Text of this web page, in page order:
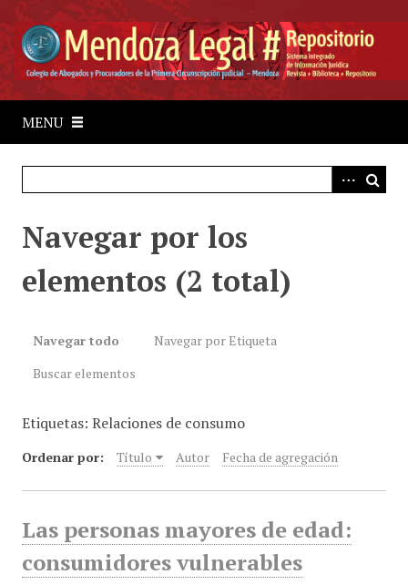
a
a
MENU
Navegar por los
elementos (2 total)
Navegar todo
Navegar por Etiqueta
Buscar elementos
Etiquetas: Relaciones de consumo
Ordenar por: Título Autor Fecha de agregación
Las personas mayores de edad:
consumidores vulnerables